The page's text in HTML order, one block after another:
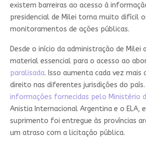
existem barreiras ao acesso à
presidencial de Milei torna muito difícil
monitoramentos de ações públicas.
Desde o início da administração de Milei
material essencial para o acesso ao
paralisada. Isso aumenta cada vez mais
direito nas diferentes jurisdições do país.
informações fornecidas pelo Ministério
Anistia Internacional Argentina e o ELA,
suprimento foi entregue às províncias
um atraso com a licitação pública.